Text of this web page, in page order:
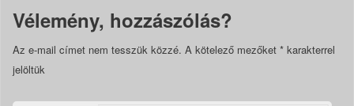
Vélemény, hozzászólás?
Az e-mail címet nem tesszük közzé. A kötelező mezőket * karakterrel
jelöltük